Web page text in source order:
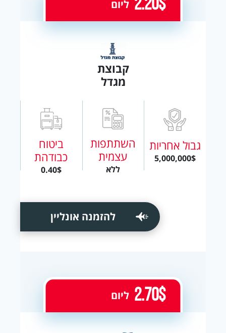
קבוצת
מגדל
גבול אחריות
5,000,000$
השתתפות
עצמית
ללא
ביטוח
כבודהת
0.40$
2.20$ ליום
להזמנה אונליין
2.70$ ליום